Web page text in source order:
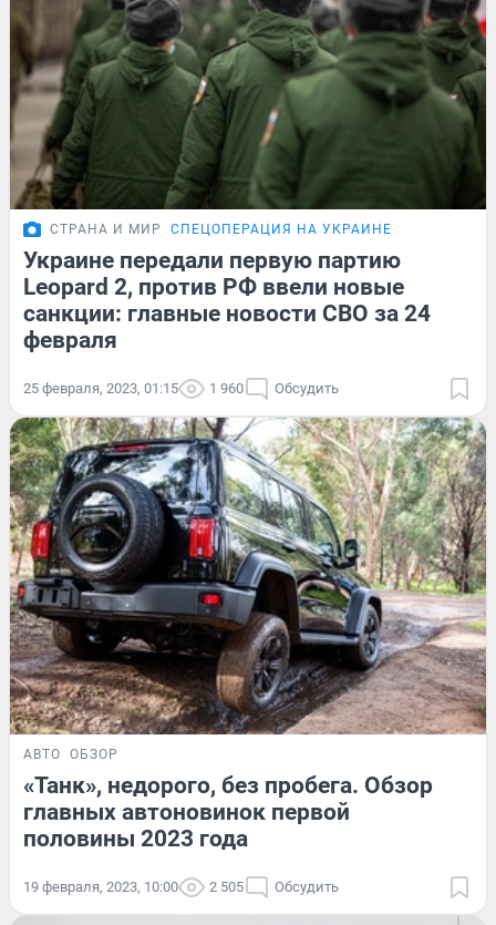
СТРАНА И МИР СПЕЦОПЕРАЦИЯ НА УКРАИНЕ
Украине передали первую партию
Leopard 2, против РФ ввели новые
санкции: главные новости СВО за 24
февраля
25 февраля, 2023, 01:15 1 960 Обсудить
АВТО ОБЗОР
«Танк», недорого, без пробега. Обзор
главных автоновинок первой
половины 2023 года
19 февраля, 2023, 10:00 2 505 Обсудить